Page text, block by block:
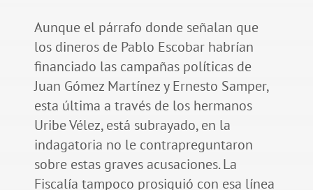
Aunque el párrafo donde señalan que
los dineros de Pablo Escobar habrían
financiado las campañas políticas de
Juan Gómez Martínez y Ernesto Samper,
esta última a través de los hermanos
Uribe Vélez, está subrayado, en la
indagatoria no le contrapreguntaron
sobre estas graves acusaciones. La
Fiscalía tampoco prosiguió con esa línea